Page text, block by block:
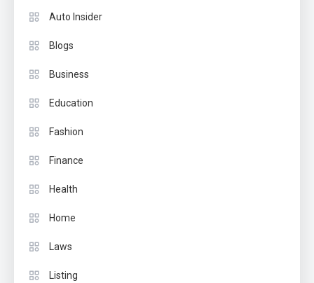
Auto Insider
Blogs
Business
Education
Fashion
Finance
Health
Home
Laws
Listing